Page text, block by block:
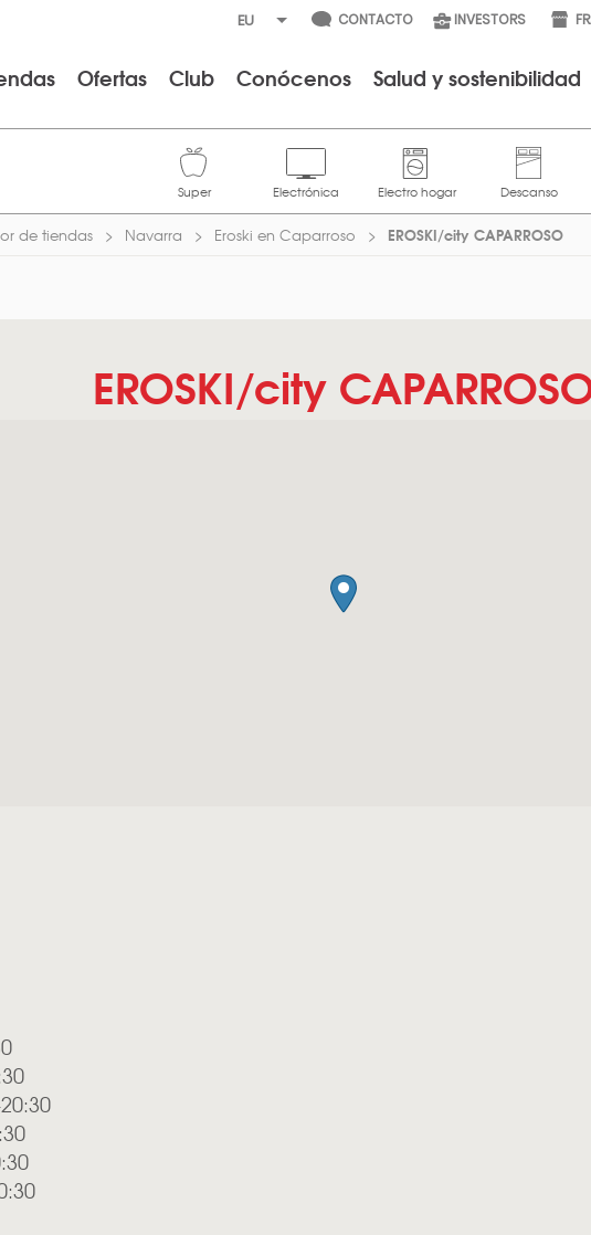
CONTACTO INVESTORS
Ofertas Club Conócenos Salud y sostenibilidad
de tiendas Navarra Eroski en Caparroso EROSKI/city CAPARROSO
EROSKI/city